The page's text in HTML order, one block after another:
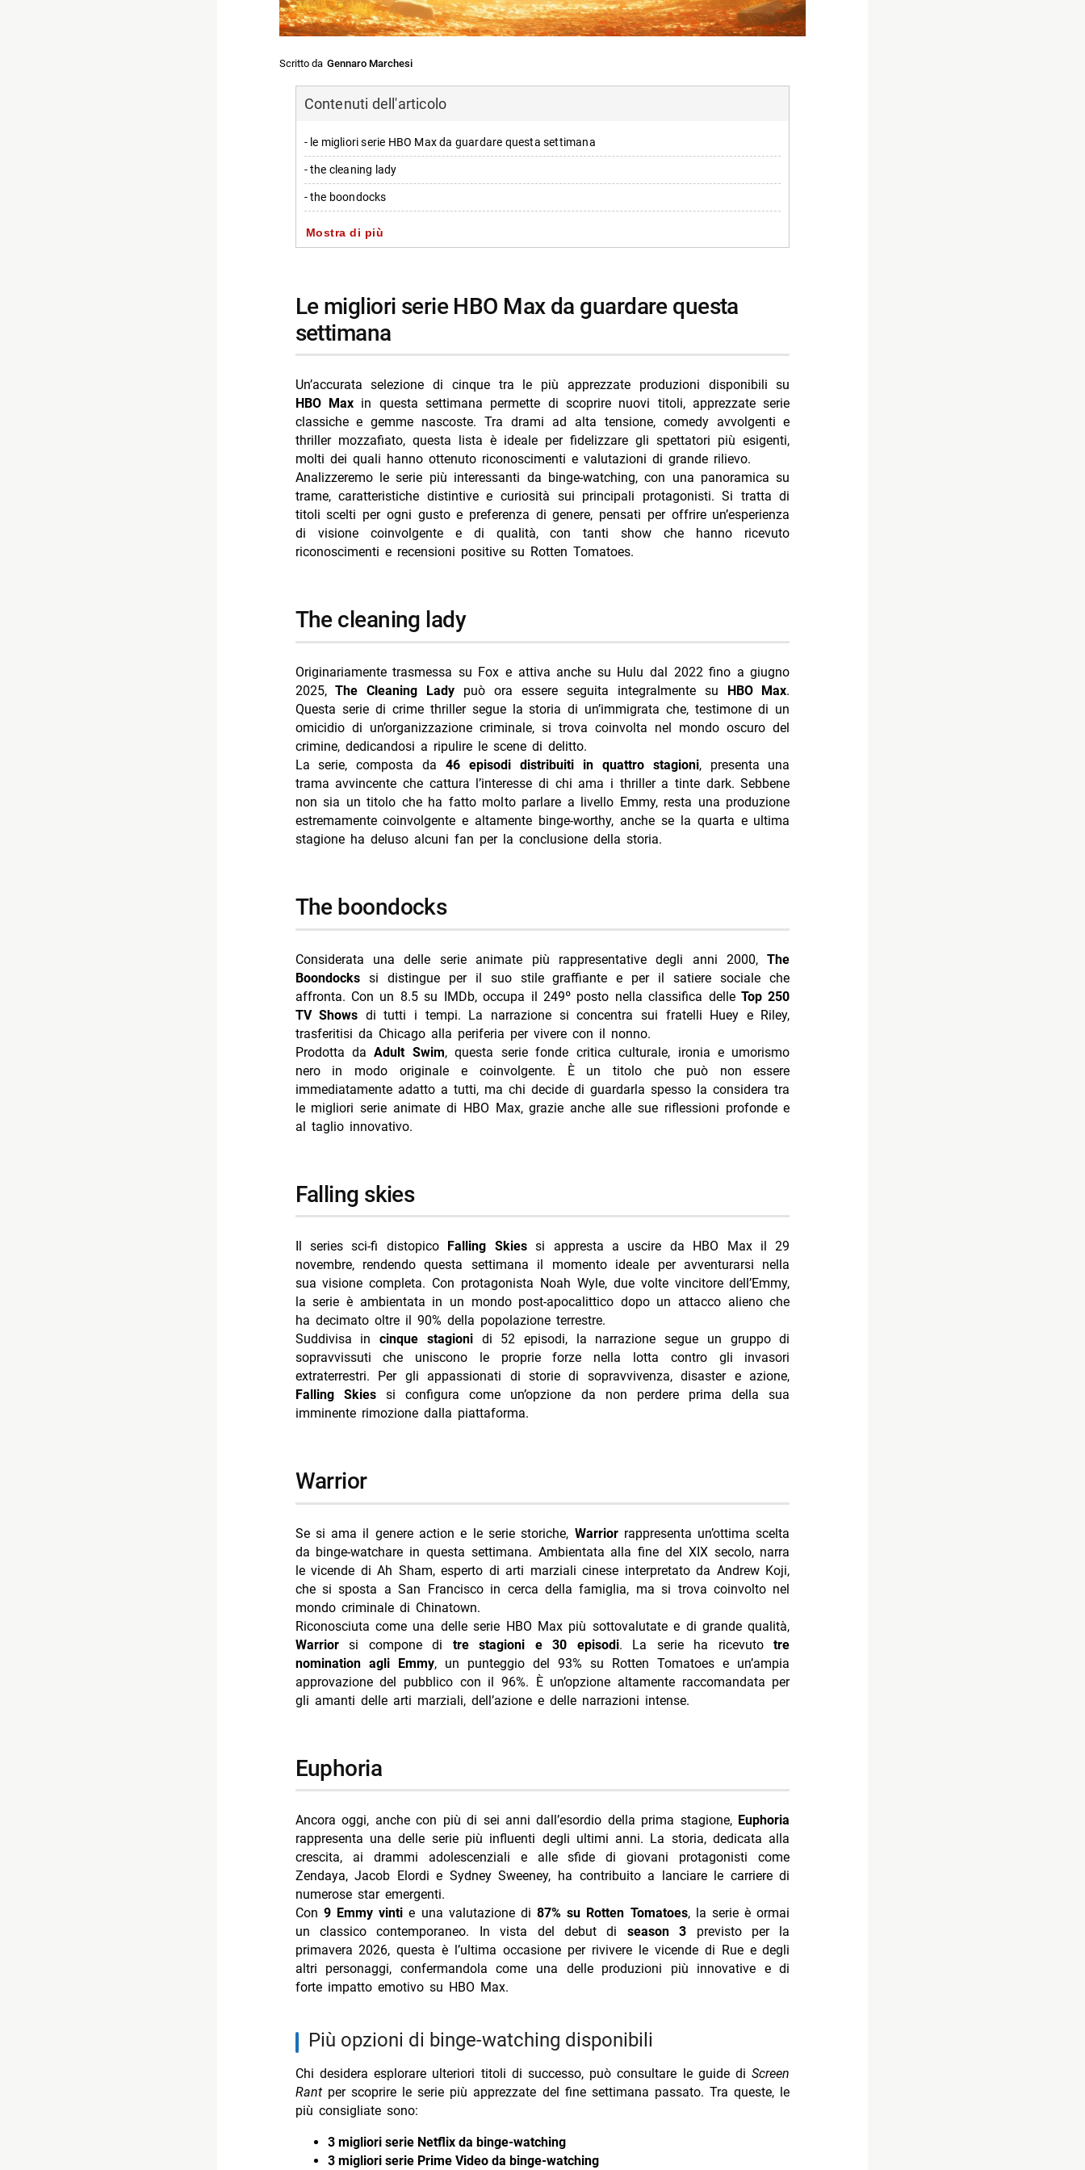
Scritto da Gennaro Marchesi
Contenuti dell'articolo
- le migliori serie HBO Max da guardare questa settimana
- the cleaning lady
- the boondocks
- warrior
-- più opzioni di binge-watching disponibili
-- Scopri di più da Jump the shark
- Summer game fest 2026 date orari streaming come guardare
- Hulu nuova serie sci-fi distopica in 10 episodi: arriva su streaming e conquista subito
- Sky now 2026: nuove serie e progetti annunciati
- Ray romano interpreta un papà su hbo max ventuno anni dopo everybody loves raymond
- Dc annuncia il nome del grande nemico di batman in un aggiornamento sorprendente
Mostra di più
le migliori serie HBO Max da guardare questa
settimana
Un’accurata selezione di cinque tra le più apprezzate produzioni disponibili su
HBO Maxin questa settimana permette di scoprire nuovi titoli, apprezzate serie
classiche e gemme nascoste. Tra drami ad alta tensione, comedy avvolgenti e
thriller mozzafiato, questa lista è ideale per fidelizzare gli spettatori più esigenti,
molti dei quali hanno ottenuto riconoscimenti e valutazioni di grande rilievo.
Analizzeremo le serie più interessanti da binge-watching, con una panoramica su
trame, caratteristiche distintive e curiosità sui principali protagonisti. Si tratta di
titoli scelti per ogni gusto e preferenza di genere, pensati per offrire un’esperienza
di visione coinvolgente e di qualità, con tanti show che hanno ricevuto
riconoscimenti e recensioni positive su Rotten Tomatoes.
the cleaning lady
Originariamente trasmessa su Fox e attiva anche su Hulu dal 2022 fino a giugno
2025,The Cleaning Lady può ora essere seguita integralmente su HBO Max.
Questa serie di crime thriller segue la storia di un’immigrata che, testimone di un
omicidio di un’organizzazione criminale, si trova coinvolta nel mondo oscuro del
crimine, dedicandosi a ripulire le scene di delitto.
La serie, composta da46 episodi distribuiti in quattro stagioni, presenta una
trama avvincente che cattura l’interesse di chi ama i thriller a tinte dark. Sebbene
non sia un titolo che ha fatto molto parlare a livello Emmy, resta una produzione
estremamente coinvolgente e altamente binge-worthy, anche se la quarta e ultima
stagione ha deluso alcuni fan per la conclusione della storia.
the boondocks
Considerata una delle serie animate più rappresentative degli anni 2000,The
Boondockssi distingue per il suo stile graffiante e per il satiere sociale che
affronta. Con un 8.5 su IMDb, occupa il 249º posto nella classifica delleTop 250
TV Shows di tutti i tempi. La narrazione si concentra sui fratelli Huey e Riley,
trasferitisi da Chicago alla periferia per vivere con il nonno.
Prodotta daAdult Swim, questa serie fonde critica culturale, ironia e umorismo
nero in modo originale e coinvolgente. È un titolo che può non essere
immediatamente adatto a tutti, ma chi decide di guardarla spesso la considera tra
le migliori serie animate di HBO Max, grazie anche alle sue riflessioni profonde e
al taglio innovativo.
falling skies
Il series sci-fi distopico Falling Skiessi appresta a uscire da HBO Max il 29
novembre, rendendo questa settimana il momento ideale per avventurarsi nella
sua visione completa. Con protagonista Noah Wyle, due volte vincitore dell’Emmy,
la serie è ambientata in un mondo post-apocalittico dopo un attacco alieno che
ha decimato oltre il 90% della popolazione terrestre.
Suddivisa incinque stagionidi 52 episodi, la narrazione segue un gruppo di
sopravvissuti che uniscono le proprie forze nella lotta contro gli invasori
extraterrestri. Per gli appassionati di storie di sopravvivenza, disaster e azione,
Falling Skiessi configura come un’opzione da non perdere prima della sua
imminente rimozione dalla piattaforma.
warrior
Se si ama il genere action e le serie storiche, Warriorrappresenta un’ottima scelta
da binge-watchare in questa settimana. Ambientata alla fine del XIX secolo, narra
le vicende di Ah Sham, esperto di arti marziali cinese interpretato da Andrew Koji,
che si sposta a San Francisco in cerca della famiglia, ma si trova coinvolto nel
mondo criminale di Chinatown.
Riconosciuta come una delle serie HBO Max più sottovalutate e di grande qualità,
Warriorsi compone di tre stagioni e 30 episodi. La serie ha ricevutotre
nomination agli Emmy, un punteggio del 93% su Rotten Tomatoes e un’ampia
approvazione del pubblico con il 96%. È un’opzione altamente raccomandata per
gli amanti delle arti marziali, dell’azione e delle narrazioni intense.
euphoria
Ancora oggi, anche con più di sei anni dall’esordio della prima stagione, Euphoria
rappresenta una delle serie più influenti degli ultimi anni. La storia, dedicata alla
crescita, ai drammi adolescenziali e alle sfide di giovani protagonisti come
Zendaya, Jacob Elordi e Sydney Sweeney, ha contribuito a lanciare le carriere di
numerose star emergenti.
Con 9 Emmy vinti e una valutazione di87% su Rotten Tomatoes, la serie è ormai
un classico contemporaneo. In vista del debut di season 3 previsto per la
primavera 2026, questa è l’ultima occasione per rivivere le vicende di Rue e degli
altri personaggi, confermandola come una delle produzioni più innovative e di
forte impatto emotivo su HBO Max.
più opzioni di binge-watching disponibili
Chi desidera esplorare ulteriori titoli di successo, può consultare le guide diScreen
Rantper scoprire le serie più apprezzate del fine settimana passato. Tra queste, le
più consigliate sono:
3 migliori serie Netflix da binge-watching
3 migliori serie Prime Video da binge-watching